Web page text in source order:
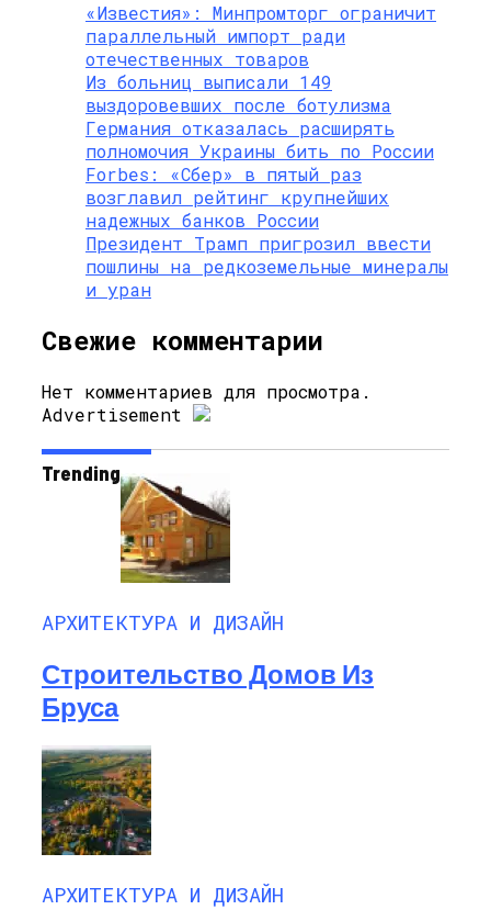
«Известия»: Минпромторг ограничит
параллельный импорт ради
отечественных товаров
Из больниц выписали 149
выздоровевших после ботулизма
Германия отказалась расширять
полномочия Украины бить по России
Forbes: «Сбер» в пятый раз
возглавил рейтинг крупнейших
надежных банков России
Президент Трамп пригрозил ввести
пошлины на редкоземельные минералы
и уран
Свежие комментарии
Нет комментариев для просмотра.
Advertisement
Trending
АРХИТЕКТУРА И ДИЗАЙН
Строительство Домов Из
Бруса
АРХИТЕКТУРА И ДИЗАЙН